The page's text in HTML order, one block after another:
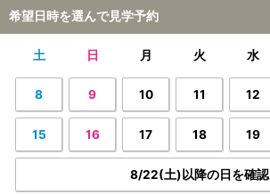
希望日時を選んで見学予約
土 日 月 火 水
8 9 10 11 12
15 16 17 18 19
8/22(土)以降の日を確認